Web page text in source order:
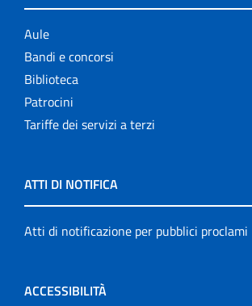
Aule
Bandi e concorsi
Biblioteca
Patrocini
Tariffe dei servizi a terzi
ATTI DI NOTIFICA
Atti di notificazione per pubblici proclami
ACCESSIBILITÀ